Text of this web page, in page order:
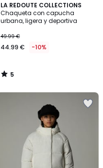
LA REDOUTE COLLECTIONS
Chaqueta con capucha
urbana, ligera y deportiva
49.99 €
44.99 € -10%
5
/
5
5
/